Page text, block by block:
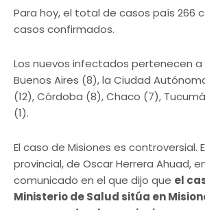
Para hoy, el total de casos país 266
casos confirmados.
Los nuevos infectados pertenecen a
Buenos Aires (8), la Ciudad
(12), Córdoba (8), Chaco (7),
(1).
El caso de Misiones es controversial.
provincial, de Oscar Herrera Ahuad,
comunicado en el que dijo que el
Ministerio de Salud sitúa en